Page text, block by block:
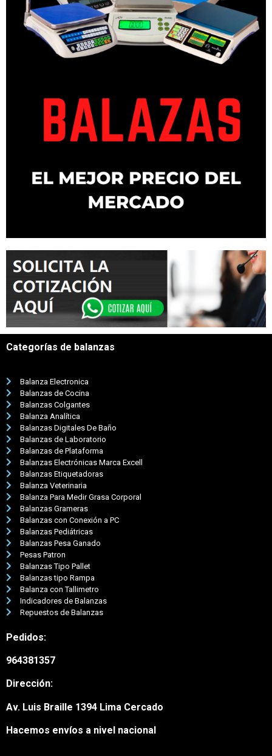
Categorías de balanzas
Balanza Electronica
Balanzas de Cocina
Balanzas Colgantes
Balanza Analítica
Balanzas Digitales De Baño
Balanzas de Laboratorio
Balanzas de Plataforma
Balanzas Electrónicas Marca Excell
Balanzas Etiquetadoras
Balanza Veterinaria
Balanza Para Medir Grasa Corporal
Balanzas Grameras
Balanzas con Conexión a PC
Balanzas Pediátricas
Balanzas Pesa Ganado
Pesas Patron
Balanzas Tipo Pallet
Balanzas tipo Rampa
Balanza con Tallimetro
Indicadores de Balanzas
Repuestos de Balanzas
Pedidos:
964381357
Dirección:
Av. Luis Braille 1394 Lima Cercado
Hacemos envíos a nivel nacional
responder a sus preguntas.